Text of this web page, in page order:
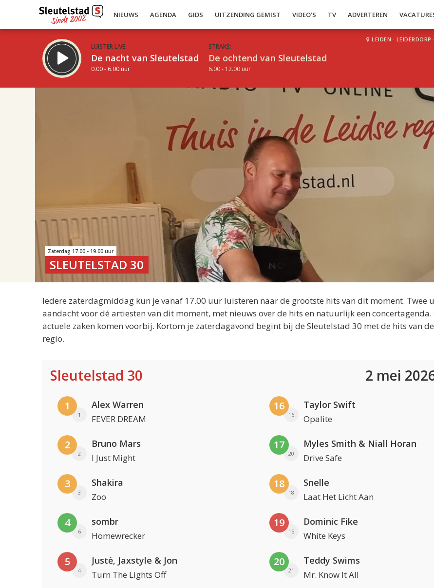
NIEUWS AGENDA GIDS UITZENDING GEMIST VIDEO’S TV ADVERTEREN
LUISTER LIVE:
De nacht van Sleutelstad
0.00 - 6.00 uur
STRAKS:
De ochtend van Sleutelstad
6.00 - 12.00 uur
LEIDEN · LEIDERDORP ·
Zaterdag 17.00 - 19.00 uur
SLEUTELSTAD 30
Iedere zaterdagmiddag kun je vanaf 17.00 uur luisteren naar de grootste hits van dit moment. Twee
aandacht voor dé artiesten van dit moment, met nieuws over de hits en natuurlijk een concertagenda.
actuele zaken komen voorbij. Kortom je zaterdagavond begint bij de Sleutelstad 30 met de hits van
regio.
Sleutelstad 30 2 mei
1
1
Alex Warren
FEVER DREAM
2
2
Bruno Mars
I Just Might
3
3
Shakira
Zoo
4
6
sombr
Homewrecker
5
4
Justė, Jaxstyle & Jon
Turn The Lights Off
16
16
Taylor Swift
Opalite
17
20
Myles Smith & Niall Horan
Drive Safe
18
18
Snelle
Laat Het Licht Aan
19
15
Dominic Fike
White Keys
20
21
Teddy Swims
Mr. Know It All